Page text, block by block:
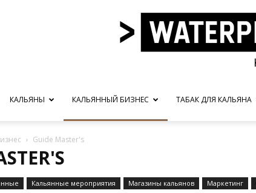
КАЛЬЯНЫ КАЛЬЯННЫЙ БИЗНЕС ТАБАК ДЛЯ КАЛЬЯНА
Guide Master's
Кальянные мероприятия Магазины кальянов Маркетинг